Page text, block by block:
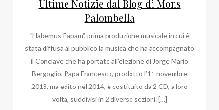
Ultime Notizie dal Blog di Mons
Palombella
“Habemus Papam”, prima produzione musicale in cui è
stata diffusa al pubblico la musica che ha accompagnato
il Conclave che ha portato all’elezione di Jorge Mario
Bergoglio, Papa Francesco, prodotto l’11 novembre
2013, ma edito nel 2014, è costituito da 2 CD, a loro
volta, suddivisi in 2 diverse sezioni. […]